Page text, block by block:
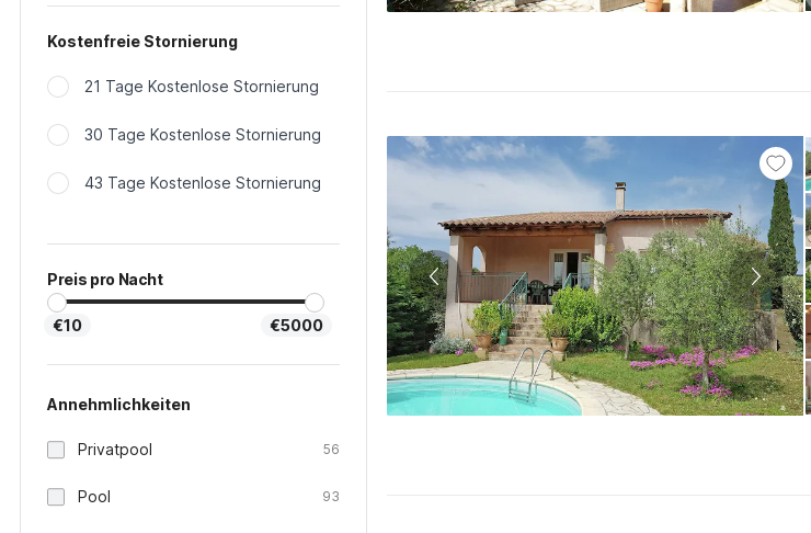
Kostenfreie Stornierung
21 Tage Kostenlose Stornierung
30 Tage Kostenlose Stornierung
43 Tage Kostenlose Stornierung
Preis pro Nacht
€10 €5000
Annehmlichkeiten
Privatpool 56
Pool 93